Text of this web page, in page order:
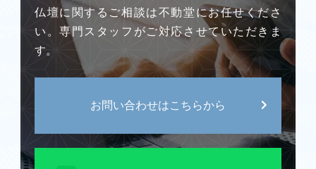
仏壇に関するご相談は不動堂にお任せくださ
い。専門スタッフがご対応させていただきま
す。
お問い合わせはこちらから